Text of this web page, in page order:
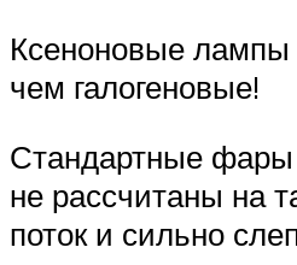
Ксеноновые лампы
чем галогеновые!
Стандартные фары
не рассчитаны на
поток и сильно